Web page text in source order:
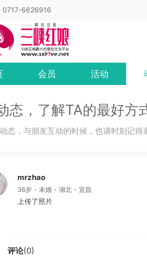
0717-6626916
会员 活动
态，了解TA的最好方
态，与朋友互动的时候，也请时刻记得
mrzhao
36岁 - 未婚 - 湖北 - 宜昌
上传了照片
评论(0)